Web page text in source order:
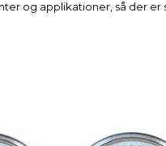
og applikationer, så der